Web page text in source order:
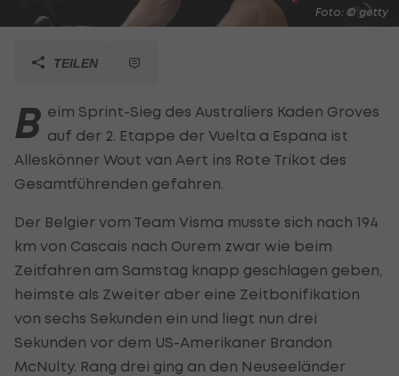
Foto: © getty
TEILEN
B eim Sprint-Sieg des Australiers Kaden Groves
auf der 2. Etappe der Vuelta a Espana ist
Alleskönner Wout van Aert ins Rote Trikot des
Gesamtführenden gefahren.
Der Belgier vom Team Visma musste sich nach 194
km von Cascais nach Ourem zwar wie beim
Zeitfahren am Samstag knapp geschlagen geben,
heimste als Zweiter aber eine Zeitbonifikation
von sechs Sekunden ein und liegt nun drei
Sekunden vor dem US-Amerikaner Brandon
McNulty. Rang drei ging an den Neuseeländer